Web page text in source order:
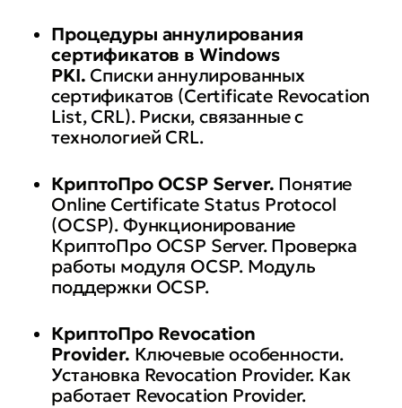
Процедуры аннулирования
сертификатов в Windows
PKI. Списки аннулированных
сертификатов (Certificate Revocation
List, CRL). Риски, связанные с
технологией CRL.
КриптоПроOCSP Server. Понятие
Online Certificate Status Protocol
(OCSP). Функционирование
КриптоПро OCSP Server. Проверка
работы модуля OCSP. Модуль
поддержки OCSP.
КриптоПро Revocation
Provider. Ключевые особенности.
Установка Revocation Provider. Как
работает Revocation Provider.